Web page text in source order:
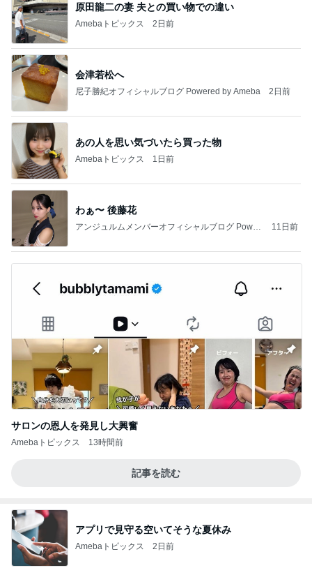
原田龍二の妻 夫との買い物での違い
Amebaトピックス 2日前
会津若松へ
尼子勝紀オフィシャルブログ Powered by Ameba 2日前
あの人を思い気づいたら買った物
Amebaトピックス 1日前
わぁ〜 後藤花
アンジュルムメンバーオフィシャルブログ Power
11日前
サロンの恩人を発見し大興奮
Amebaトピックス 13時間前
記事を読む
アプリで見守る空いてそうな夏休み
Amebaトピックス 2日前